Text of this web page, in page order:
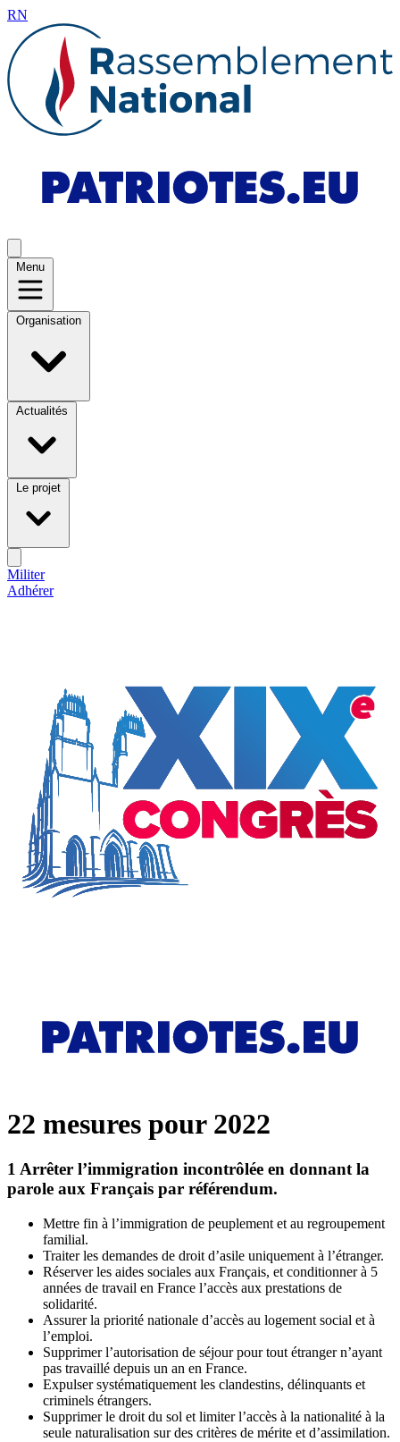
RN
Menu
Organisation
Actualités
Le projet
Militer
Adhérer
22 mesures pour 2022
1 Arrêter l’immigration incontrôlée en donnant la
parole aux Français par référendum.
Mettre fin à l’immigration de peuplement et au regroupement
familial.
Traiter les demandes de droit d’asile uniquement à l’étranger.
Réserver les aides sociales aux Français, et conditionner à 5
années de travail en France l’accès aux prestations de
solidarité.
Assurer la priorité nationale d’accès au logement social et à
l’emploi.
Supprimer l’autorisation de séjour pour tout étranger n’ayant
pas travaillé depuis un an en France.
Expulser systématiquement les clandestins, délinquants et
criminels étrangers.
Supprimer le droit du sol et limiter l’accès à la nationalité à la
seule naturalisation sur des critères de mérite et d’assimilation.